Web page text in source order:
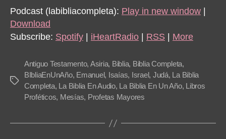
d
i
o
a
y
Podcast (labibliacompleta): Play in new window
Download
Subscribe: Spotify iHeartRadio RSS More
Tags
Antiguo Testamento, Asiria, Biblia, Biblia Completa,
BIbliaEnUnAño, Emanuel, Isaías, Israel, Judá, La Biblia
Completa, La Biblia En Audio, La Biblia En Un Año, Libros
Proféticos, Mesías, Profetas Mayores